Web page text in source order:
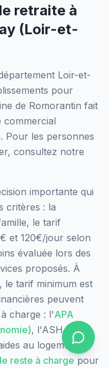
retraite à
(Loir-et-
Loir-et-
pour
de Romorantin fait
commercial
Pour les personnes
consultez notre
importante qui
critères : la
le tarif
et 120€/jour selon
évaluée lors des
proposés. À
le tarif minimum est
peuvent
charge : l'APA
, l'ASH (Aide
au logement
reste à charge pour